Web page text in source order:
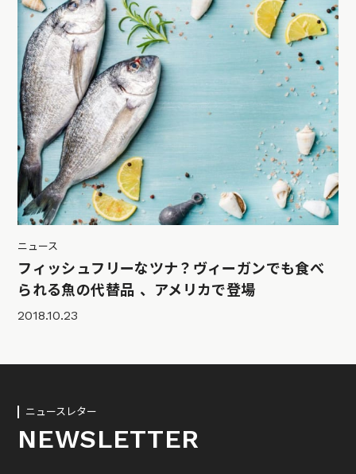
ニュース
フィッシュフリーなツナ？ヴィーガンでも食べ
られる魚の代替品 、アメリカで登場
2018.10.23
ニュースレター
NEWSLETTER